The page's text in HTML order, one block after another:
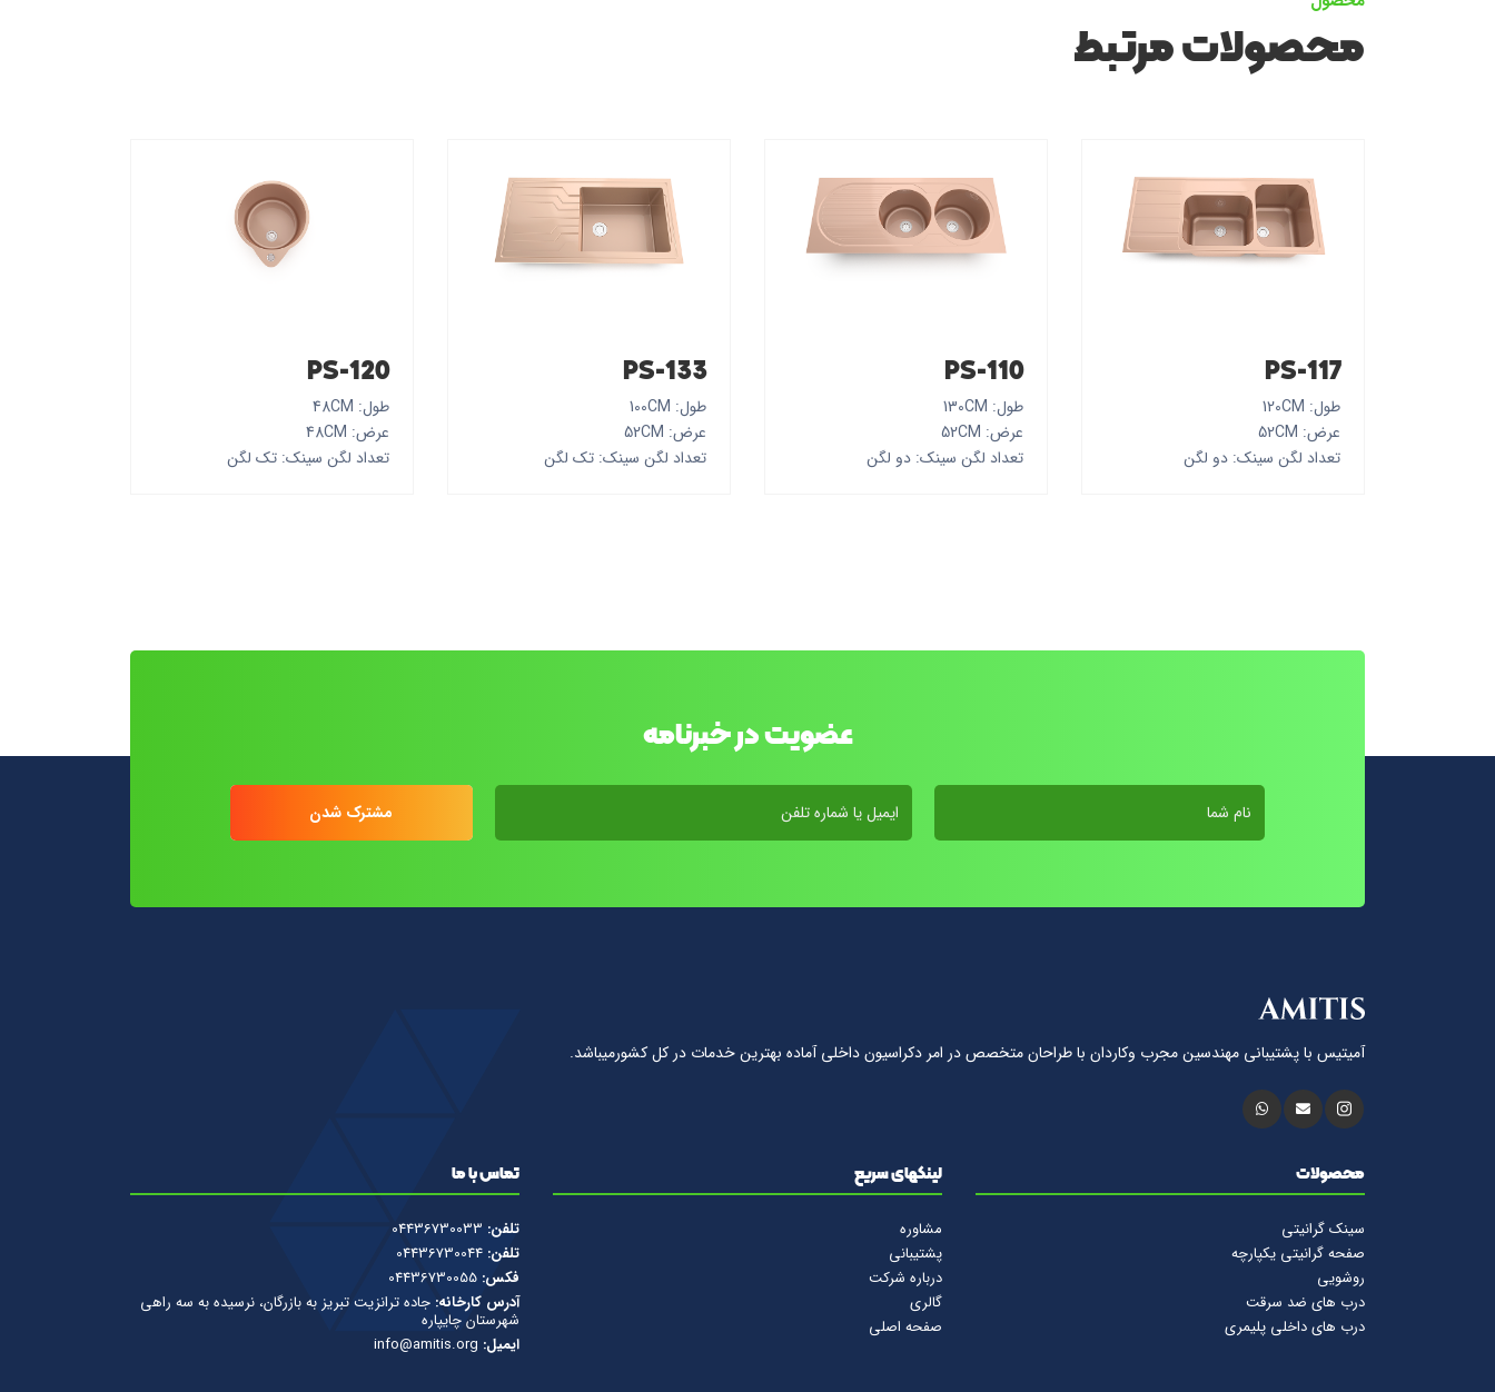
محصولات مرتبط
PS-117
طول: 120CM
عرض: 52CM
تعداد لگن سینک: دو لگن
PS-110
طول: 130CM
عرض: 52CM
تعداد لگن سینک: دو لگن
PS-133
طول: 100CM
عرض: 52CM
تعداد لگن سینک: تک لگن
PS-120
طول: 48CM
عرض: 48CM
تعداد لگن سینک: تک لگن
عضویت در خبرنامه
مشترک شدن
آمیتیس با پشتيبانى مهندسين مجرب وكاردان با طراحان متخصص در امر دكراسيون داخلى آماده بهترين خدمات در كل كشورمیباشد.
محصولات
سینک گرانیتی
صفحه گرانیتی یکپارچه
روشویی
درب های ضد سرقت
درب های داخلی پلیمری
لینکهای سریع
مشاوره
پشتیبانی
درباره شرکت
گالری
صفحه اصلی
تماس با ما
تلفن: 04436730033
تلفن: 04436730044
فکس: 04436730055
آدرس کارخانه: جاده ترانزیت تبریز به بازرگان، نرسیده به سه راهی
شهرستان چایپاره
ایمیل: info@amitis.org